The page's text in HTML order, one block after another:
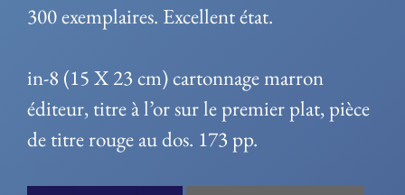
300 exemplaires. Excellent état.
in-8 (15 X 23 cm) cartonnage marron
éditeur, titre à l’or sur le premier plat, pièce
de titre rouge au dos. 173 pp.